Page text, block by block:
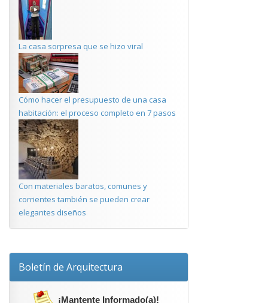
La casa sorpresa que se hizo viral
Cómo hacer el presupuesto de una casa
habitación: el proceso completo en 7 pasos
Con materiales baratos, comunes y
corrientes también se pueden crear
elegantes diseños
Boletín de Arquitectura
¡Mantente Informado(a)!